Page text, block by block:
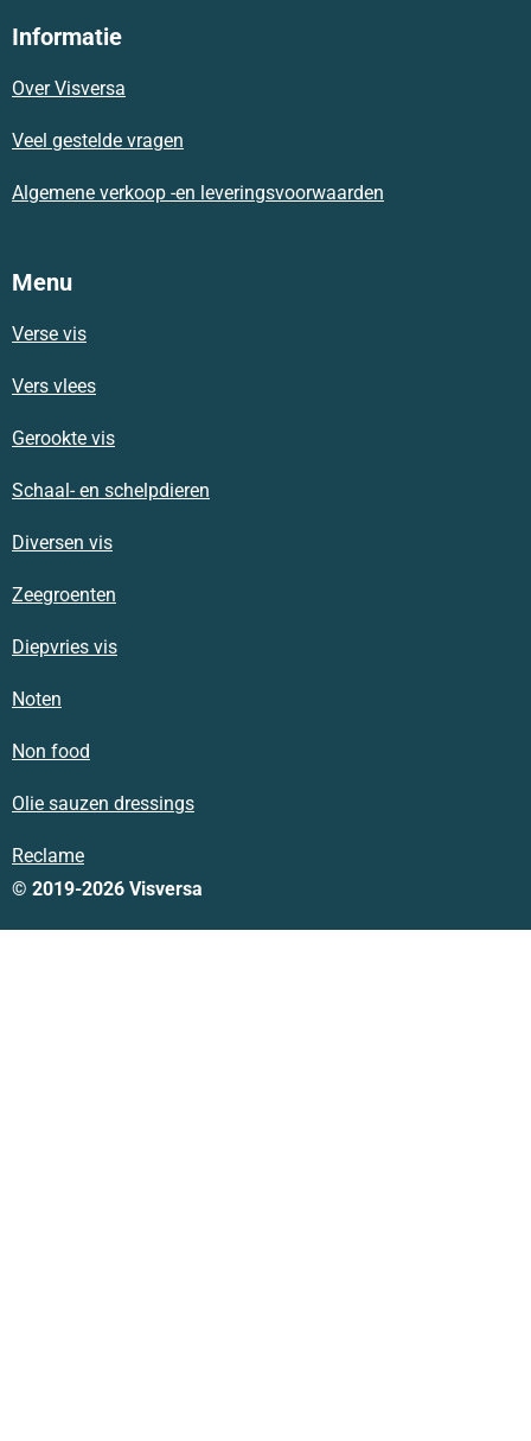
b
o
s
p
m
Informatie
Over Visversa
Veel gestelde vragen
Algemene verkoop -en leveringsvoorwaarden
Menu
Verse vis
Vers vlees
Gerookte vis
Schaal- en schelpdieren
Diversen vis
Zeegroenten
Diepvries vis
Noten
Non food
Olie sauzen dressings
Reclame
© 2019-2026 Visversa